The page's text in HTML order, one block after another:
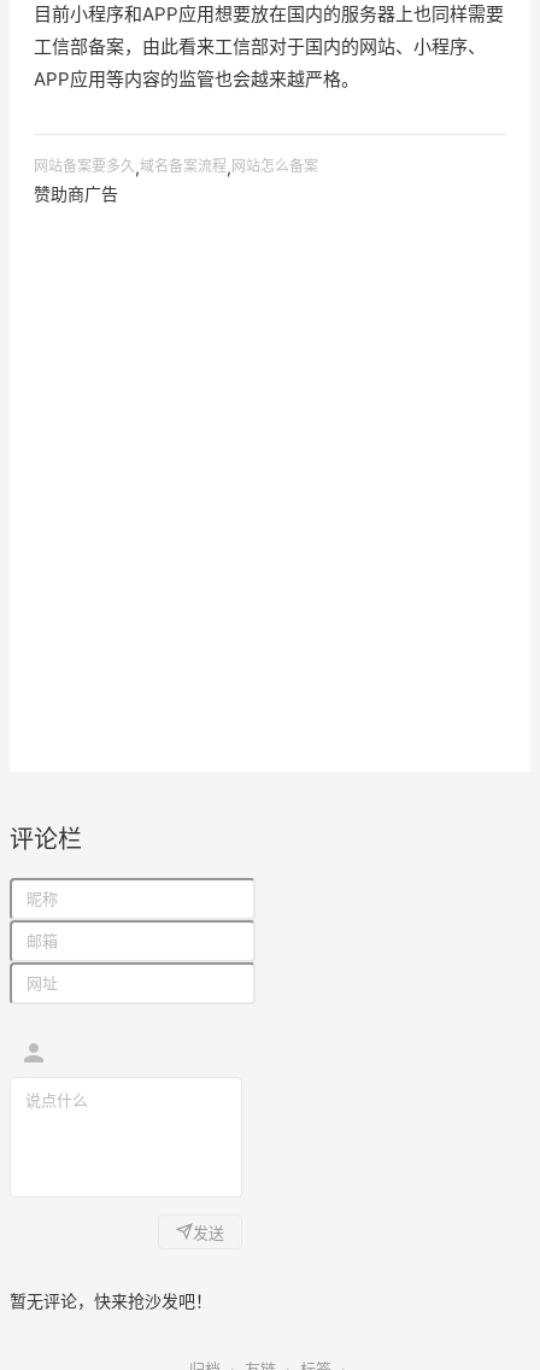
目前小程序和APP应用想要放在国内的服务器上也同样需要
工信部备案，由此看来工信部对于国内的网站、小程序、
APP应用等内容的监管也会越来越严格。
网站备案要多久 ,域名备案流程, 网站怎么备案
赞助商广告
评论栏
发送
暂无评论，快来抢沙发吧！